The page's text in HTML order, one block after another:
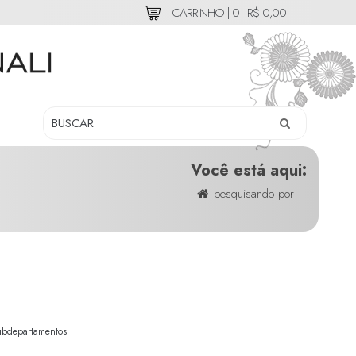
CARRINHO | 0 - R$ 0,00
Você está aqui:
pesquisando por